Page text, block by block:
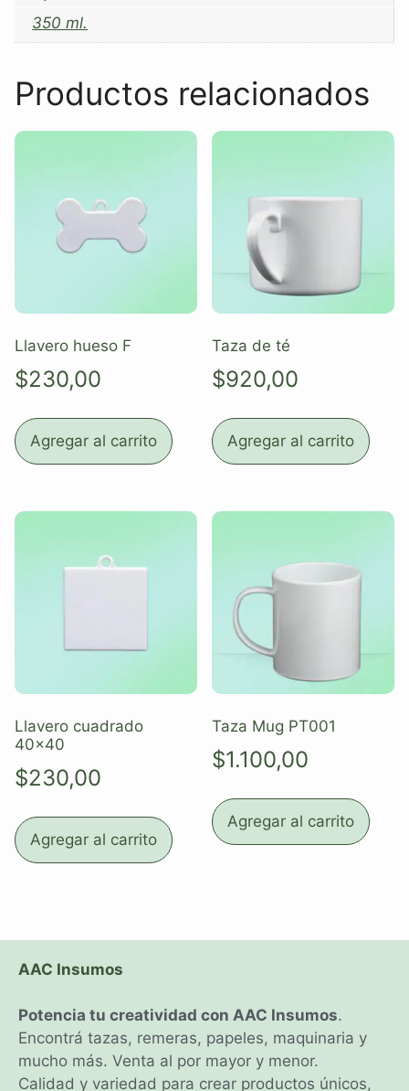
350 ml.
Productos relacionados
Llavero hueso F
$230,00
Agregar al carrito
Taza de té
$920,00
Agregar al carrito
Llavero cuadrado
40×40
$230,00
Agregar al carrito
Taza Mug PT001
$1.100,00
Agregar al carrito
AAC Insumos
Potencia tu creatividad con AAC Insumos.
Encontrá tazas, remeras, papeles, maquinaria y
mucho más. Venta al por mayor y menor.
Calidad y variedad para crear productos únicos,